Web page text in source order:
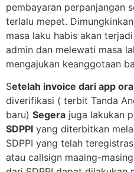
pembayaran perpanjangan
terlalu mepet.
masa laku habis akan
admin dan melewati masa
mengajukan keanggotaan
Setelah invoice dari app
diverifikasi ( terbit Tanda
baru) Segera juga lakukan
SDPPI yang diterbitkan
SDPPI yang telah
atau callsign maaing-